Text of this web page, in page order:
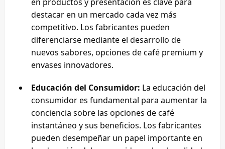
destacar en un mercado cada vez más
competitivo. Los fabricantes pueden
diferenciarse mediante el desarrollo de
nuevos sabores, opciones de café premium y
envases innovadores.
Educación del Consumidor: La educación del
consumidor es fundamental para aumentar la
conciencia sobre las opciones de café
instantáneo y sus beneficios. Los fabricantes
pueden desempeñar un papel importante en